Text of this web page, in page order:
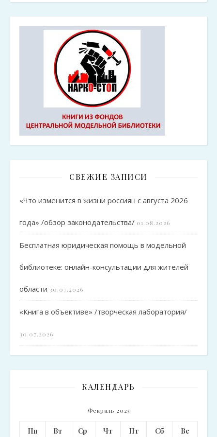
СВЕЖИЕ ЗАПИСИ
«Что изменится в жизни россиян с августа 2026
года» /обзор законодательства/ 01.08.2026
Бесплатная юридическая помощь в модельной
библиотеке: онлайн-консультации для жителей
области 30.07.2026
«Книга в объективе» /творческая лаборатория/
30.07.2026
КАЛЕНДАРЬ
Февраль 2025
Пн Вт Ср Чт Пт Сб Вс